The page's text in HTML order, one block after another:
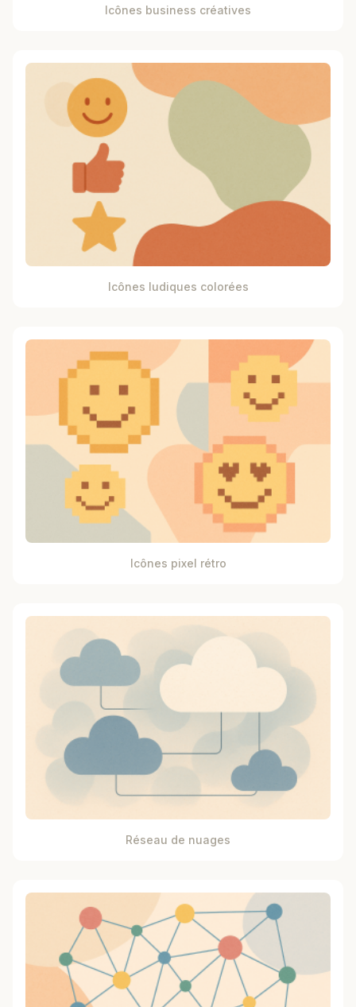
Icônes business créatives
Icônes ludiques colorées
Icônes pixel rétro
Réseau de nuages